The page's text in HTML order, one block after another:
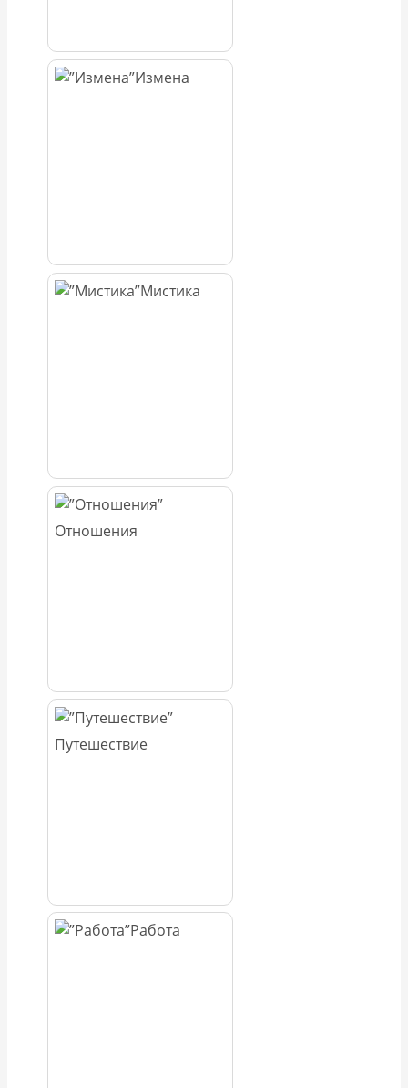
Измена
Мистика
Отношения
Путешествие
Работа